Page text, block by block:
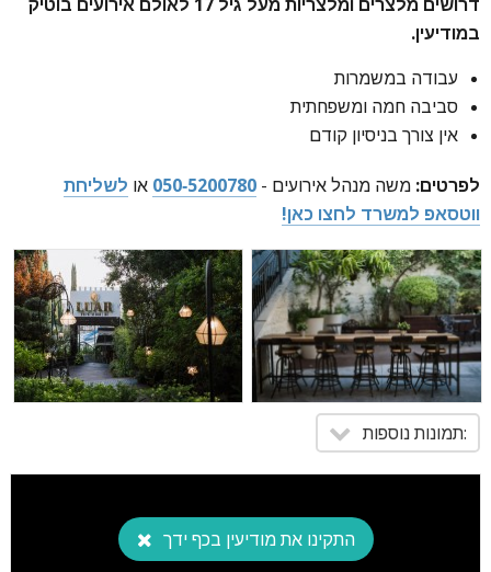
דרושים מלצרים ומלצריות מעל גיל 17 לאולם אירועים בוטיק
במודיעין.
עבודה במשמרות
סביבה חמה ומשפחתית
אין צורך בניסיון קודם
לפרטים: משה מנהל אירועים - 050-5200780 או לשליחת
ווטסאפ למשרד לחצו כאן!
:תמונות נוספות
התקינו את מודיעין בכף ידך